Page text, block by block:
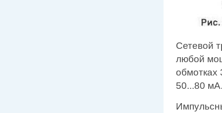
Сетевой
любой
обмотках
50...80